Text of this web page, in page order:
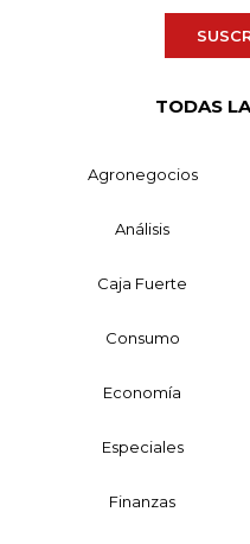
TODAS
Agronegocios
Análisis
Caja Fuerte
Consumo
Economía
Especiales
Finanzas